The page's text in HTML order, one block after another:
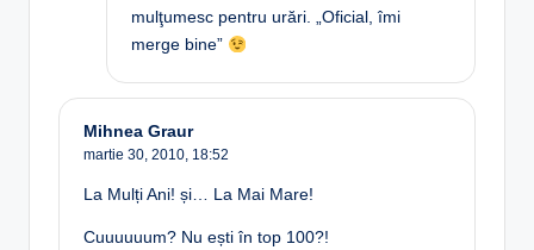
mulţumesc pentru urări. „Oficial, îmi
merge bine”
Mihnea Graur
martie 30, 2010, 18:52
La Mulți Ani! și… La Mai Mare!
Cuuuuuum? Nu ești în top 100?!